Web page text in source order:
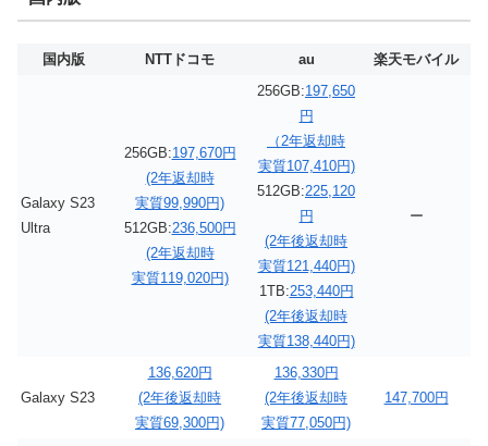
国内版 NTTドコモ au 楽天モバイル
Galaxy S23
Ultra
256GB:197,670円
(2年返却時
実質99,990円)
512GB:236,500円
(2年返却時
実質119,020円)
256GB:197,650
円
（2年返却時
実質107,410円)
512GB:225,120
円
(2年後返却時
実質121,440円)
1TB:253,440円
(2年後返却時
実質138,440円)
ー
Galaxy S23
136,620円
(2年後返却時
実質69,300円)
136,330円
(2年後返却時
実質77,050円)
147,700円